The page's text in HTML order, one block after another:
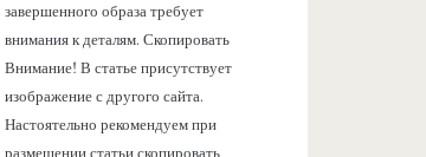
завершенного образа требует
внимания к деталям. Скопировать
Внимание! В статье присутствует
изображение с другого сайта.
Настоятельно рекомендуем при
размещении статьи скопировать